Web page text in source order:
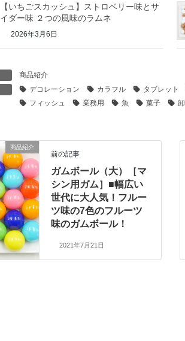
【いちごスカッシュ】ストロベリー味とサ
イダー味 ２つの風味のラムネ
2026年3月6日
商品紹介
デコレーション カラフル タブレット
フィッシュ
業務用 魚 菓子 卸
商品紹介
前の記事
ガムボール（大）［マ
シン用ガム］■幅広い
世代に大人気！フルー
ツ味の7色のフルーツ
味のガムボール！
2021年7月21日